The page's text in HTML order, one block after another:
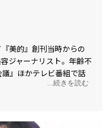
美的』創刊当時からの
ジャーナリスト。年齢不
』ほかテレビ番組で話
からでも美肌になれ
ヒット中。『美的』本
は、どっぷり沼にはま
...続きを読む